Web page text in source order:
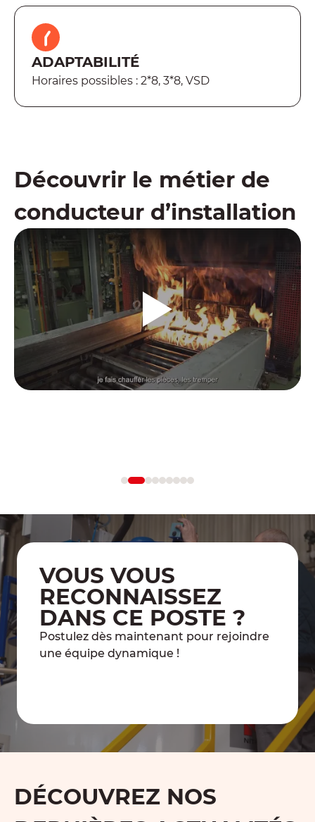
ADAPTABILITÉ
Horaires possibles : 2*8, 3*8, VSD
Découvrir le métier de
conducteur d’installation
VOUS VOUS
RECONNAISSEZ
DANS CE POSTE ?
Postulez dès maintenant pour rejoindre
une équipe dynamique !
DÉCOUVREZ NOS